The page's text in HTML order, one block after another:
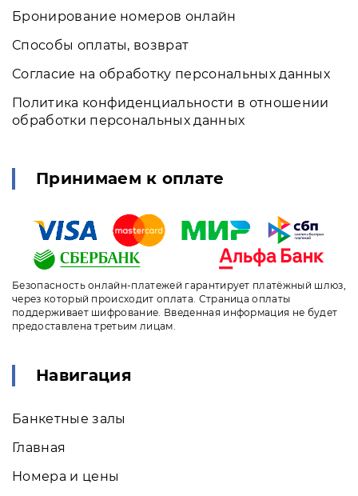
Бронирование номеров онлайн
Способы оплаты, возврат
Согласие на обработку персональных данных
Политика конфиденциальности в отношении
обработки персональных данных
Принимаем к оплате
Безопасность онлайн-платежей гарантирует платёжный шлюз,
через который происходит оплата. Страница оплаты
поддерживает шифрование. Введенная информация не будет
предоставлена третьим лицам.
Навигация
Банкетные залы
Главная
Номера и цены